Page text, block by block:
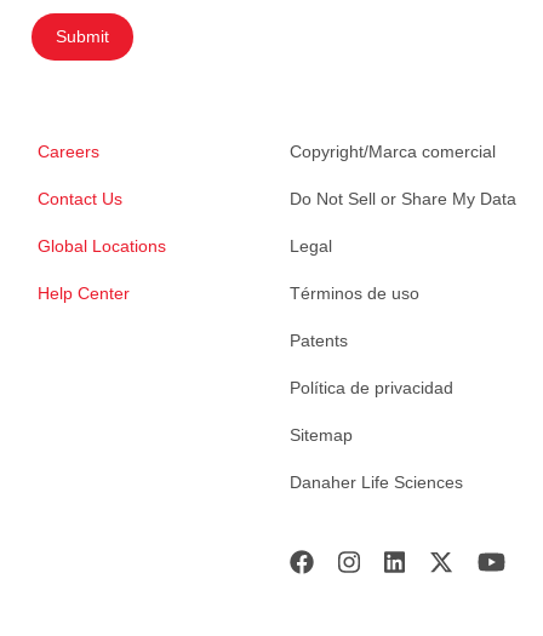
Submit
Careers
Contact Us
Global Locations
Help Center
Copyright/Marca comercial
Do Not Sell or Share My Data
Legal
Términos de uso
Patents
Política de privacidad
Sitemap
Danaher Life Sciences